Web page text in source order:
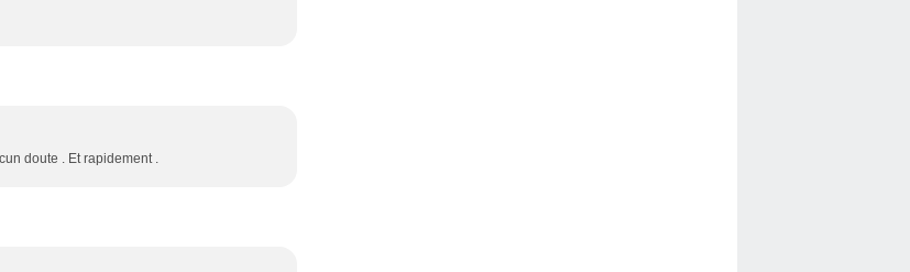
doute . Et rapidement .